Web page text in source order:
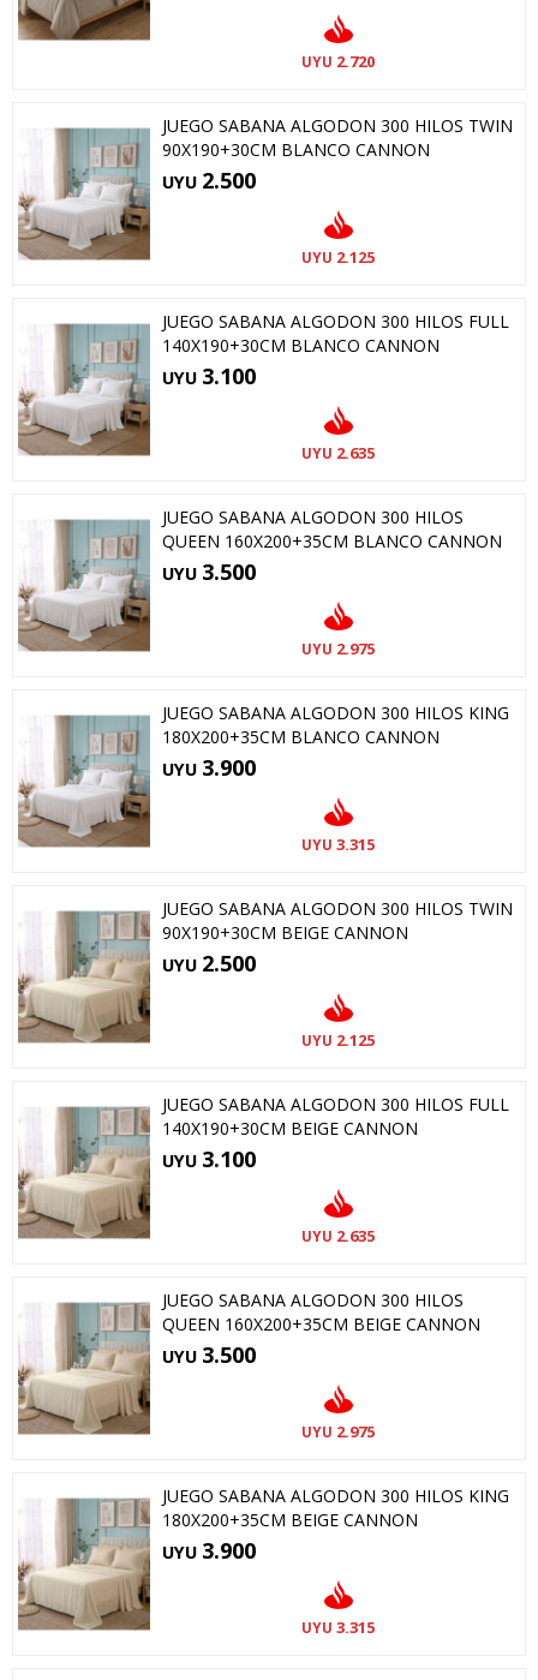
UYU 2.720
JUEGO SABANA ALGODON 300 HILOS TWIN
90X190+30CM BLANCO CANNON
UYU 2.500
UYU 2.125
JUEGO SABANA ALGODON 300 HILOS FULL
140X190+30CM BLANCO CANNON
UYU 3.100
UYU 2.635
JUEGO SABANA ALGODON 300 HILOS
QUEEN 160X200+35CM BLANCO CANNON
UYU 3.500
UYU 2.975
JUEGO SABANA ALGODON 300 HILOS KING
180X200+35CM BLANCO CANNON
UYU 3.900
UYU 3.315
JUEGO SABANA ALGODON 300 HILOS TWIN
90X190+30CM BEIGE CANNON
UYU 2.500
UYU 2.125
JUEGO SABANA ALGODON 300 HILOS FULL
140X190+30CM BEIGE CANNON
UYU 3.100
UYU 2.635
JUEGO SABANA ALGODON 300 HILOS
QUEEN 160X200+35CM BEIGE CANNON
UYU 3.500
UYU 2.975
JUEGO SABANA ALGODON 300 HILOS KING
180X200+35CM BEIGE CANNON
UYU 3.900
UYU 3.315